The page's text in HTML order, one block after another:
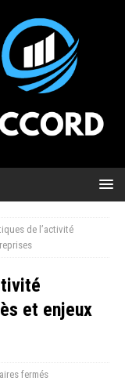
de l’activité
et enjeux
fermés